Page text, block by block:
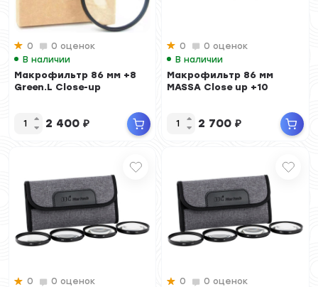
0
0 оценок
В наличии
Макрофильтр 86 мм +8
Green.L Close-up
2 400 ₽
0
0 оценок
В наличии
Макрофильтр 86 мм
MASSA Close up +10
2 700 ₽
0
0 оценок
0
0 оценок